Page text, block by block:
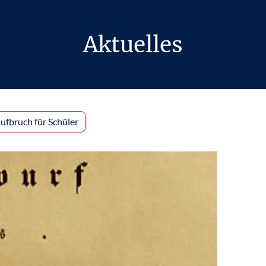
Aktuelles
für Schüler